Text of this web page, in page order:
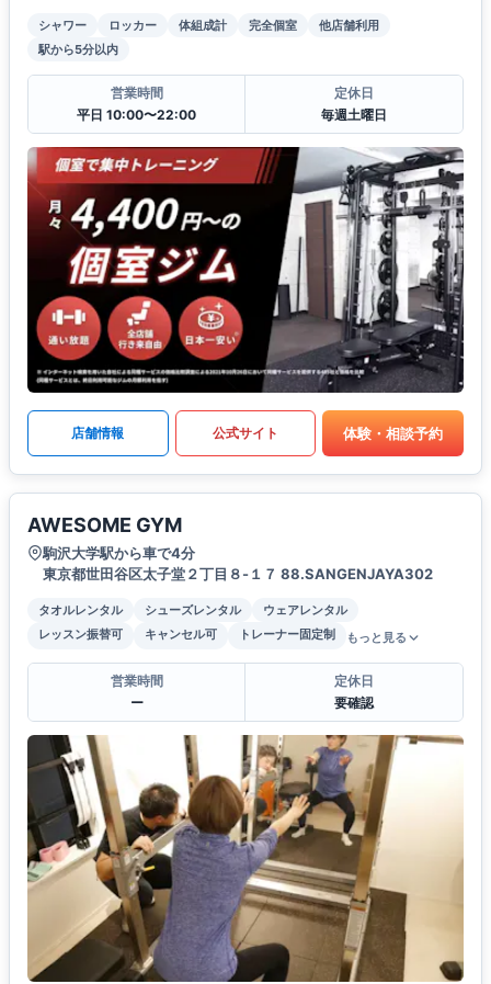
シャワー ロッカー 体組成計 完全個室
他店舗利用
駅から5分以内
営業時間
平日 10:00〜22:00
定休日
毎週土曜日
店舗情報 公式サイト 体験・相談予約
AWESOME GYM
駒沢大学駅から車で4分
東京都世田谷区太子堂２丁目８-１７ 88.SANGENJAYA302
タオルレンタル シューズレンタル
ウェアレンタル
レッスン振替可
キャンセル可 トレーナー固定制 もっと見る
営業時間
ー
定休日
要確認